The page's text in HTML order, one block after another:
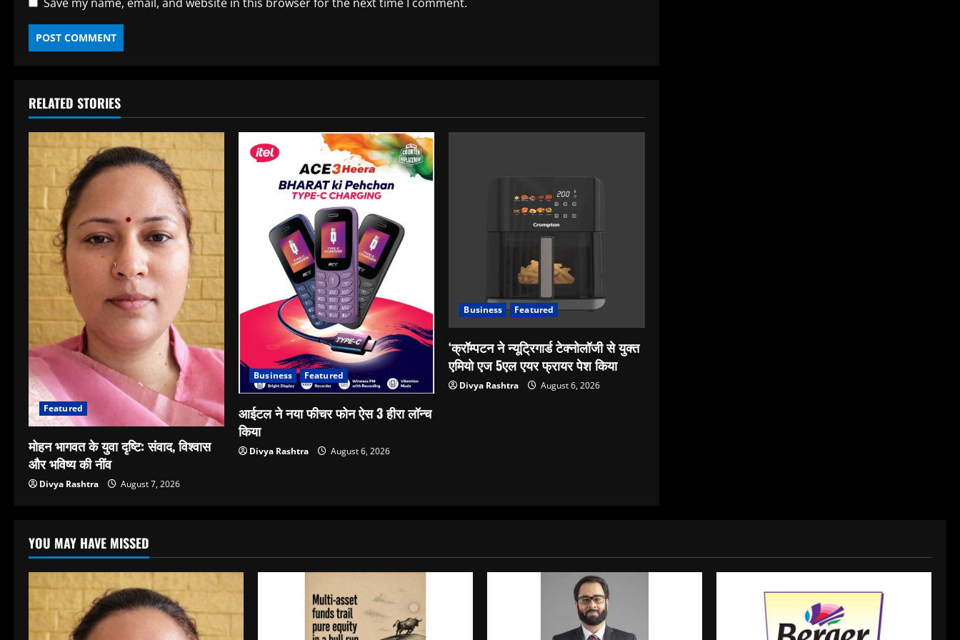
RELATED STORIES
Featured
मोहन भागवत के युवा दृष्टि: संवाद, विश्वास
और भविष्य की नींव
Divya Rashtra August 7, 2026
Business Featured
आईटल ने नया फीचर फोन ऐस 3 हीरा लॉन्च
किया
Divya Rashtra August 6, 2026
Business Featured
‘क्रॉम्पटन ने न्यूट्रिगार्ड टेक्नोलॉजी से युक्त
एमियो एज 5एल एयर फ्रायर पेश किया
Divya Rashtra August 6, 2026
YOU MAY HAVE MISSED